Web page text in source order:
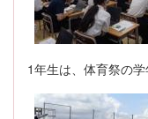
1年生は、体育祭の学